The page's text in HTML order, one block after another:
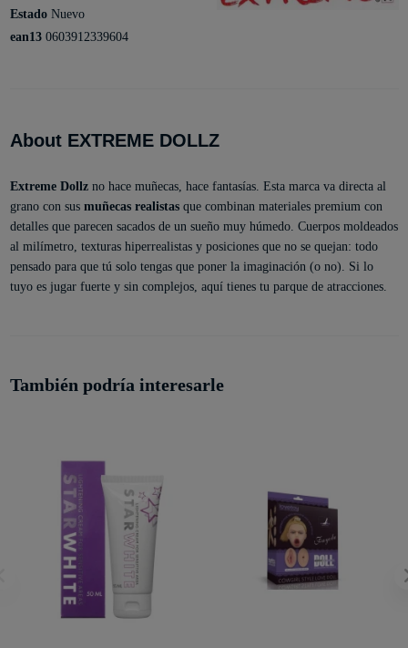
Estado Nuevo
ean13 0603912339604
About EXTREME DOLLZ
Extreme Dollzno hace muñecas, hace fantasías. Esta marca va directa al
grano con sus muñecas realistasque combinan materiales premium con
detalles que parecen sacados de un sueño muy húmedo. Cuerpos moldeados
al milímetro, texturas hiperrealistas y posiciones que no se quejan: todo
pensado para que tú solo tengas que poner la imaginación (o no). Si lo
tuyo es jugar fuerte y sin complejos, aquí tienes tu parque de atracciones.
También podría interesarle